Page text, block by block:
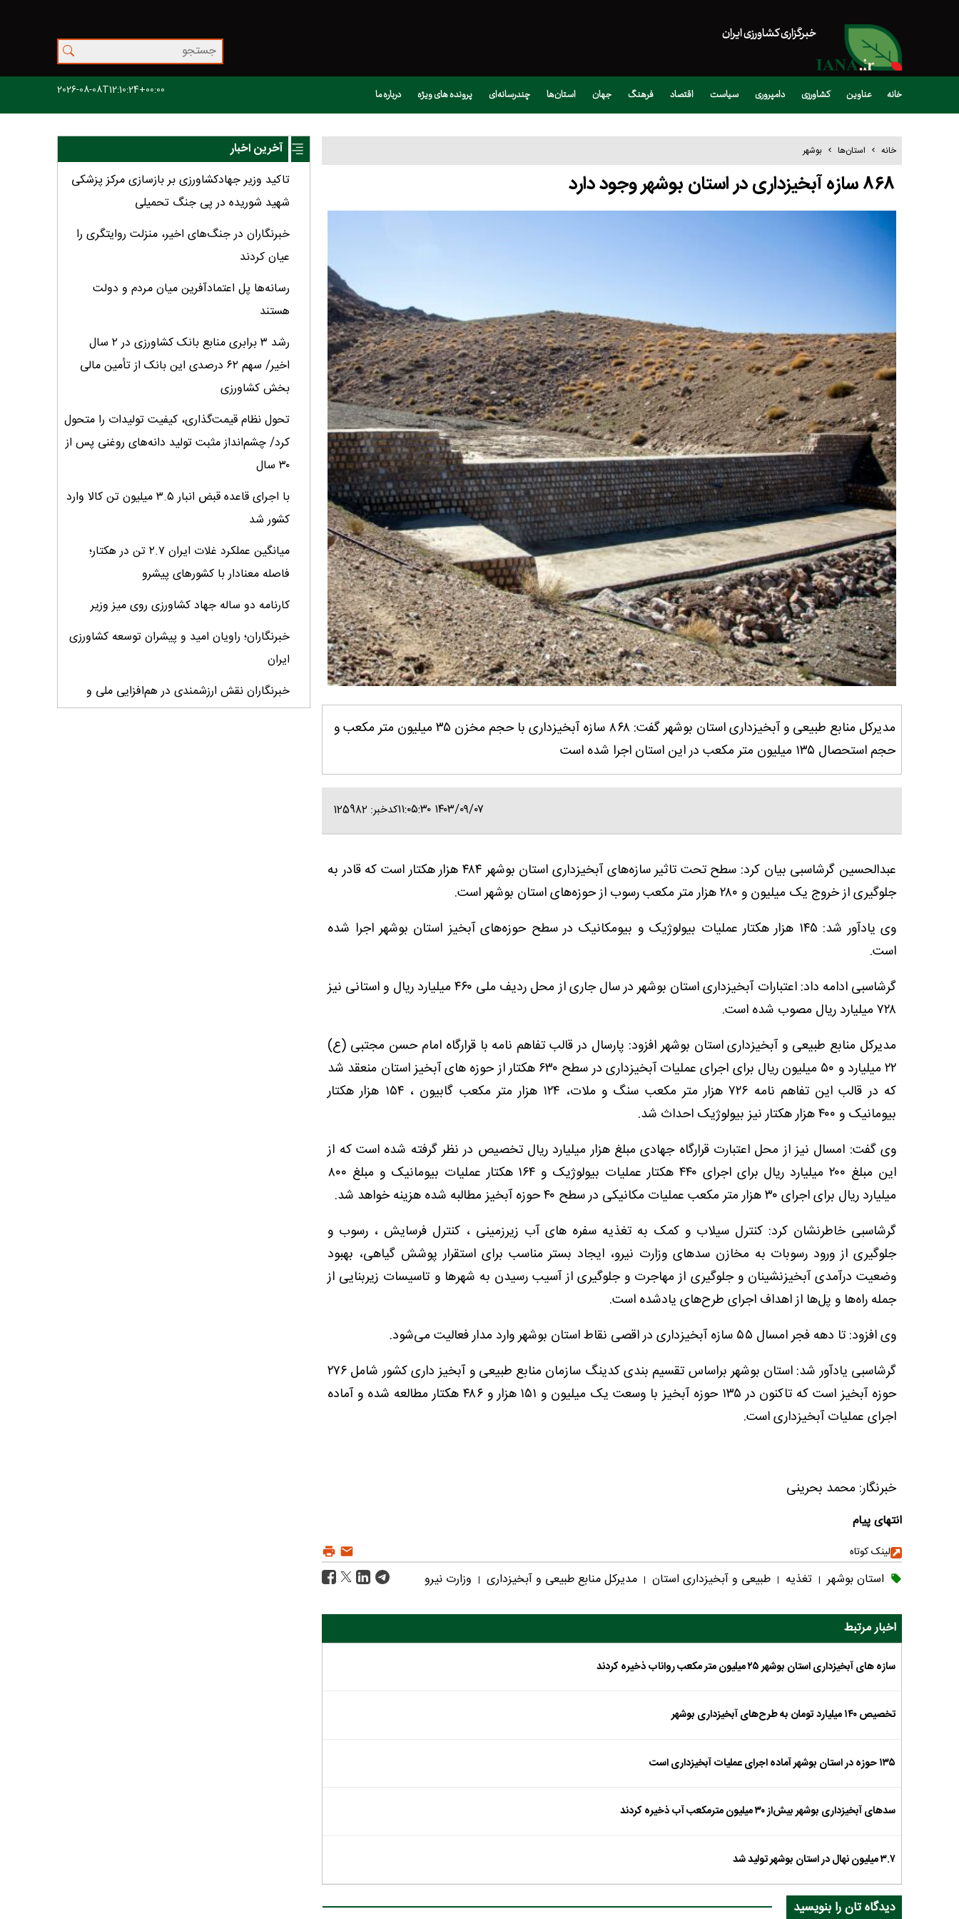
خبرگزاری کشاورزی ایران
خانه عناوین کشاورزی دامپروری سیاست اقتصاد فرهنگ جهان استان‌ها چندرسانه‌ای پرونده های ویژه درباره ما 2026-08-08T12:10:24+00:00
خانه استان‌ها بوشهر
۸۶۸ سازه آبخیزداری در استان بوشهر وجود دارد
مدیرکل منابع طبیعی و آبخیزداری استان بوشهر گفت: ۸۶۸ سازه آبخیزداری با حجم مخزن ۳۵ میلیون متر مکعب و
حجم استحصال ۱۳۵ میلیون متر مکعب در این استان اجرا شده است
۱۴۰۳/۰۹/۰۷ ۱۱:۰۵:۳۰ کدخبر: 125982
عبدالحسین گرشاسبی بیان کرد: سطح تحت تاثیر سازه‌های آبخیزداری استان بوشهر ۴۸۴ هزار هکتار است که قادر به
جلوگیری از خروج یک میلیون و ۲۸۰ هزار متر مکعب رسوب از حوزه‌های استان بوشهر است.
وی یادآور شد: ۱۴۵ هزار هکتار عملیات بیولوژیک و بیومکانیک در سطح حوزه‌های آبخیز استان بوشهر اجرا شده
است.
گرشاسبی ادامه داد: اعتبارات آبخیزداری استان بوشهر در سال جاری از محل ردیف ملی ۴۶۰ میلیارد ریال و استانی نیز
۷۲۸ میلیارد ریال مصوب شده است.
مدیرکل منابع طبیعی و آبخیزداری استان بوشهر افزود: پارسال در قالب تفاهم نامه با قرارگاه امام حسن مجتبی (ع)
۲۲ میلیارد و ۵۰ میلیون ریال برای اجرای عملیات آبخیزداری در سطح ۶۳۰ هکتار از حوزه های آبخیز استان منعقد شد
که در قالب این تفاهم نامه ۷۲۶ هزار متر مکعب سنگ و ملات، ۱۲۴ هزار متر مکعب گابیون ، ۱۵۴ هزار هکتار
بیومانیک و ۴۰۰ هزار هکتار نیز بیولوژیک احداث شد.
وی گفت: امسال نیز از محل اعتبارت قرارگاه جهادی مبلغ هزار میلیارد ریال تخصیص در نظر گرفته شده است که از
این مبلغ ۲۰۰ میلیارد ریال برای اجرای ۴۴۰ هکتار عملیات بیولوژیک و ۱۶۴ هکتار عملیات بیومانیک و مبلغ ۸۰۰
میلیارد ریال برای اجرای ۳۰ هزار متر مکعب عملیات مکانیکی در سطح ۴۰ حوزه آبخیز مطالبه شده هزینه خواهد شد.
گرشاسبی خاطرنشان کرد: کنترل سیلاب و کمک به تغذیه سفره های آب زیرزمینی ، کنترل فرسایش ، رسوب و
جلوگیری از ورود رسوبات به مخازن سدهای وزارت نیرو، ایجاد بستر مناسب برای استقرار پوشش گیاهی، بهبود
وضعیت درآمدی آبخیزنشینان و جلوگیری از مهاجرت و جلوگیری از آسیب رسیدن به شهرها و تاسیسات زیربنایی از
جمله راه‌ها و پل‌ها از اهداف اجرای طرح‌های یادشده است.
وی افزود: تا دهه فجر امسال ۵۵ سازه آبخیزداری در اقصی نقاط استان بوشهر وارد مدار فعالیت می‌شود.
گرشاسبی یادآور شد: استان بوشهر براساس تقسیم بندی کدینگ سازمان منابع طبیعی و آبخیز داری کشور شامل ۲۷۶
حوزه آبخیز است که تاکنون در ۱۳۵ حوزه آبخیز با وسعت یک میلیون و ۱۵۱ هزار و ۴۸۶ هکتار مطالعه شده و آماده
اجرای عملیات آبخیزداری است.
خبرنگار: محمد بحرینی
انتهای پیام
لینک کوتاه
استان بوشهر | تغذیه | طبیعی و آبخیزداری استان | مدیرکل منابع طبیعی و آبخیزداری | وزارت نیرو
اخبار مرتبط
سازه های آبخیزداری استان بوشهر ۲۵ میلیون متر مکعب رواناب ذخیره کردند
تخصیص ۱۴۰ میلیارد تومان به طرح‌های آبخیزداری بوشهر
۱۳۵ حوزه در استان بوشهر آماده اجرای عملیات آبخیزداری است
سد‌های آبخیزداری بوشهر بیش‌از ۳۰ میلیون مترمکعب آب ذخیره کردند
۳.۷ میلیون نهال در استان بوشهر تولید شد
دیدگاه تان را بنویسید
آخرین اخبار
تاکید وزیر جهادکشاورزی بر بازسازی مرکز پزشکی
شهید شوریده در پی جنگ تحمیلی
خبرنگاران در جنگ‌های اخیر، منزلت روایتگری را
عیان کردند
رسانه‌ها پل اعتمادآفرین میان مردم و دولت
هستند
رشد ۳ برابری منابع بانک کشاورزی در ۲ سال
اخیر/ سهم ۶۲ درصدی این بانک از تأمین مالی
بخش کشاورزی
تحول نظام قیمت‌گذاری، کیفیت تولیدات را متحول
کرد/ چشم‌انداز مثبت تولید دانه‌های روغنی پس از
۳۰ سال
با اجرای قاعده قبض انبار ۳.۵ میلیون تن کالا وارد
کشور شد
میانگین عملکرد غلات ایران ۲.۷ تن در هکتار؛
فاصله معنادار با کشورهای پیشرو
کارنامه دو ساله جهاد کشاورزی روی میز وزیر
خبرنگاران؛ راویان امید و پیشران توسعه کشاورزی
ایران
خبرنگاران نقش ارزشمندی در هم‌افزایی ملی و
پیشبرد اهداف توسعه کشور ایفا می‌کنند